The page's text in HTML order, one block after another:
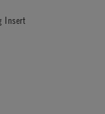
Insert